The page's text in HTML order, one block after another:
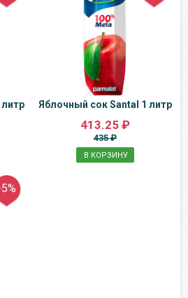
Яблочный сок Santal 1 литр
413.25 ₽
435 ₽
В КОРЗИНУ